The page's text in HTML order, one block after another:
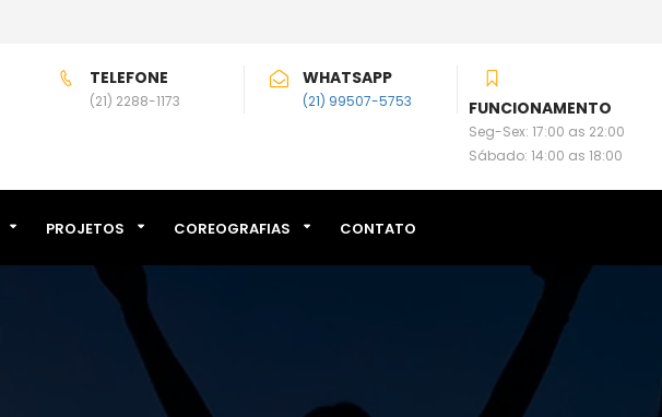
TELEFONE
(21) 2288-1173
WHATSAPP
(21) 99507-5753 FUNCIONAMENTO
Seg-Sex: 17:00 as 22:00
Sábado: 14:00 as 18:00
PROJETOS COREOGRAFIAS CONTATO